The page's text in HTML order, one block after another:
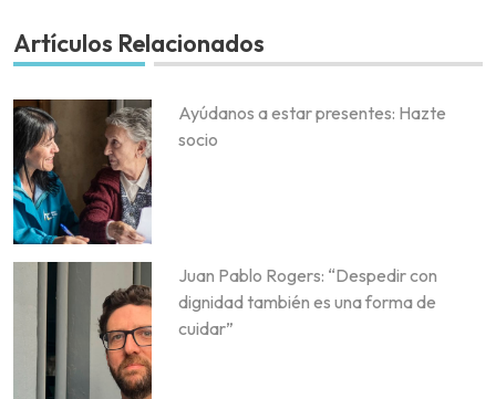
Artículos Relacionados
Ayúdanos a estar presentes: Hazte
socio
Juan Pablo Rogers: “Despedir con
dignidad también es una forma de
cuidar”